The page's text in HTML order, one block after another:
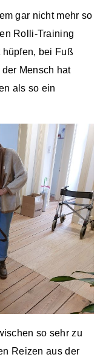
gar nicht mehr so
Rolli-Training
bei Fuß
Mensch hat
als so ein
so sehr zu
Reizen aus der